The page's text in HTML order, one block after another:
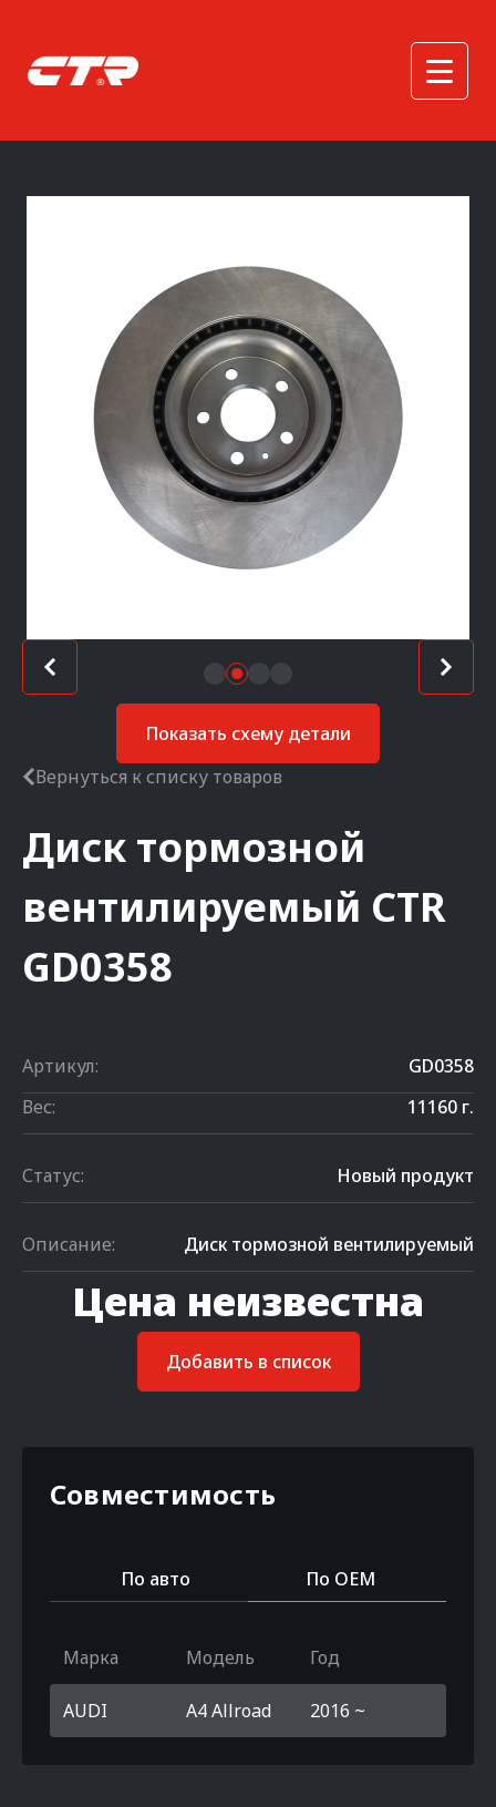
Показать схему детали
Вернуться к списку товаров
Диск тормозной
вентилируемый CTR
GD0358
Артикул:
GD0358
Вес:
11160 г.
Статус: Новый продукт
Описание: Диск тормозной вентилируемый
Цена неизвестна
Добавить в список
Совместимость
По авто По OEM
Марка Модель Год
AUDI A4 Allroad 2016 ~